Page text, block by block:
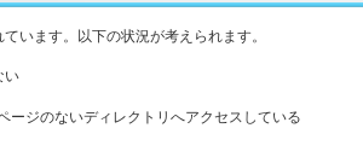
います。以下の状況が考えられます。
い
ージのないディレクトリへアクセスしている